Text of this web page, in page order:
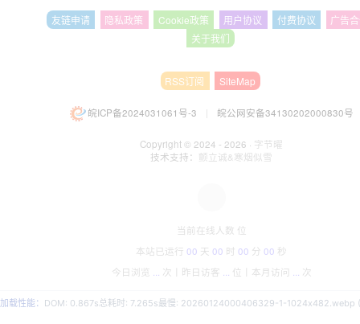
友链申请 隐私政策 Cookie政策 用户协议 付费协议
广告
关于我们
RSS订阅 SiteMap
皖ICP备2024031061号-3 | 皖公网安备34130202000830号
Copyright © 2024 - 2026 · 字节曜
技术支持： 颤立诚&寒烟似雪
当前在线人数 位
本站已运行 00 天 00 时 00 分 00 秒
今日浏览
次丨 昨日访客 位丨 本月访问 次
加载性能： DOM: 0.867s总耗时: 7.265s最慢: 20260124000406329-1-1024x482.webp